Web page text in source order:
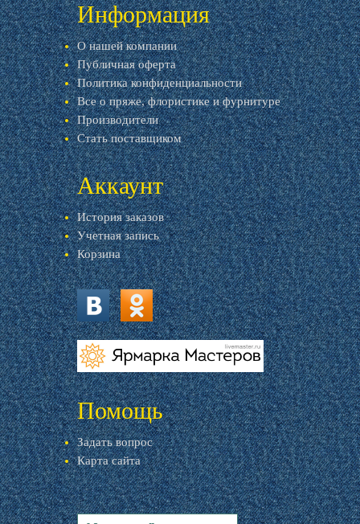
Информация
О нашей компании
Публичная оферта
Политика конфиденциальности
Все о пряже, флористике и фурнитуре
Производители
Стать поставщиком
Аккаунт
История заказов
Учетная запись
Корзина
vk.com ok.ru
livemaster.ru
Помощь
Задать вопрос
Карта сайта